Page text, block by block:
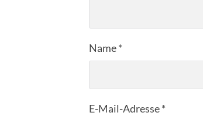
Name*
E-Mail-Adresse*